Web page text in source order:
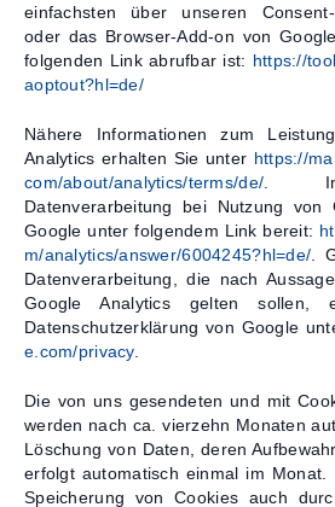
einfachsten über unseren
oder das Browser-Add-on von
folgenden Link abrufbar ist: https://
aoptout?hl=de/
Nähere Informationen zum
Analytics erhalten Sie unter https://
com/about/analytics/terms/de/ .
Datenverarbeitung bei Nutzung von
Google unter folgendem Link bereit:
m/analytics/answer/6004245?hl=de/ .
Datenverarbeitung, die nach
Google Analytics gelten
Datenschutzerklärung von Google
e.com/privacy.
Die von uns gesendeten und mit
werden nach ca. vierzehn Monaten
Löschung von Daten, deren
erfolgt automatisch einmal im
Speicherung von Cookies auch